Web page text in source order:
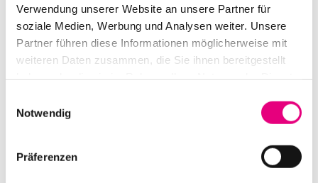
Verwendung unserer Website an unsere Partner für
soziale Medien, Werbung und Analysen weiter. Unsere
Partner führen diese Informationen möglicherweise mit
weiteren Daten zusammen, die Sie ihnen bereitgestellt
Notwendig
Präferenzen
Vorbild.